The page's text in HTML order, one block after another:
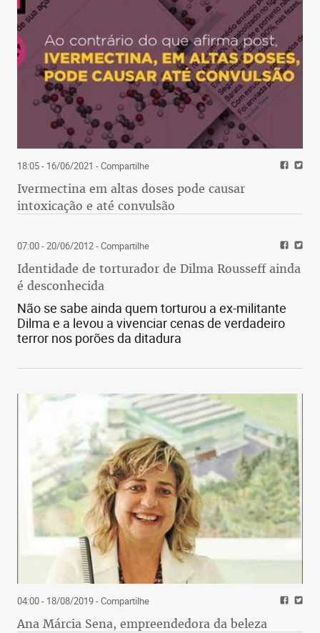
18:05 - 16/06/2021 - Compartilhe
Ivermectina em altas doses pode causar
intoxicação e até convulsão
07:00 - 20/06/2012- Compartilhe
Identidade de torturador de Dilma Rousseff ainda
é desconhecida
Não se sabe ainda quem torturou a ex-militante
Dilma e a levou a vivenciar cenas de verdadeiro
terror nos porões da ditadura
04:00 - 18/08/2019- Compartilhe
Ana Márcia Sena, empreendedora da beleza